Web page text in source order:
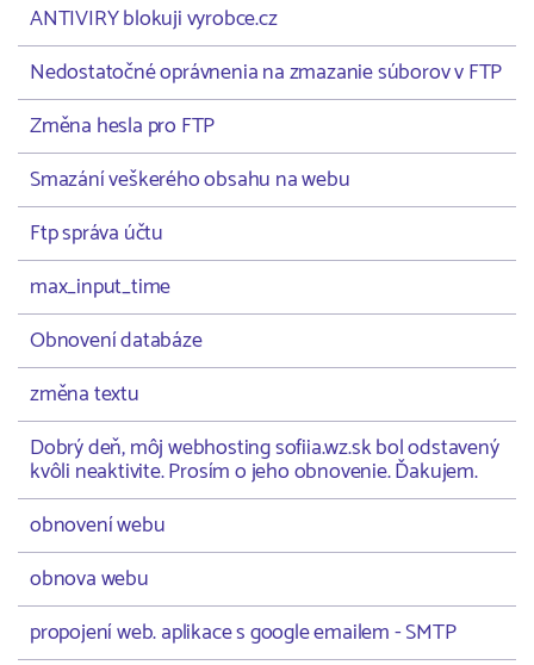
ANTIVIRY blokuji vyrobce.cz
Nedostatočné oprávnenia na zmazanie súborov v FTP
Změna hesla pro FTP
Smazání veškerého obsahu na webu
Ftp správa účtu
max_input_time
Obnovení databáze
změna textu
Dobrý deň, môj webhosting sofiia.wz.sk bol odstavený
kvôli neaktivite. Prosím o jeho obnovenie. Ďakujem.
obnovení webu
obnova webu
propojení web. aplikace s google emailem - SMTP